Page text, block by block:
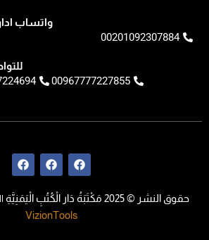
واتساب
00201092307884
00967777227855
F
a
e
b
o
F
a
e
b
o
F
a
b
حقوق النشر © 2025 مَكْتَبَةُ دَار الْكُتُبِ الْيَمَنِيَّةِ || تم تطويره بواسطة
VizionTools